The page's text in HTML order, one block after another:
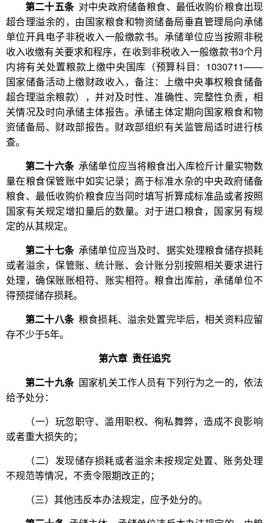
第二十五条对中央政府储备粮食、最低收购价粮食出现
超合理溢余的，由国家粮食和物资储备局垂直管理局向承储
单位开具电子非税收入一般缴款书。承储单位应当按照非税
收入收缴有关要求和程序，在收到非税收入一般缴款书3个月
内将有关处置粮款上缴中央国库（预算科目：1030711——
国家储备活动上缴财政收入，备注：上缴中央事权粮食储备
超合理溢余粮款），并对及时性、准确性、完整性负责，相
关情况及时向承储主体报告。承储主体定期向国家粮食和物
资储备局、财政部报告。财政部组织有关监管局适时进行核
查。
第二十六条承储单位应当将粮食出入库检斤计量实物数
量在粮食保管账中如实记录；高于标准水杂的中央政府储备
粮食、最低收购价粮食应当同时填写折算成标准品或者按照
国家有关规定增扣量后的数量。对于进口粮食，国家另有规
定的从其规定。
第二十七条承储单位应当及时、据实处理粮食储存损耗
或者溢余，保管账、统计账、会计账分别按照相关要求进行
处理，确保账账相符、账实相符。粮食出库前，承储单位不
得预提储存损耗。
第二十八条粮食损耗、溢余处置完毕后，相关资料应留
存不少于5年。
第六章 责任追究
第二十九条国家机关工作人员有下列行为之一的，依法
给予处分：
（一）玩忽职守、滥用职权、徇私舞弊，造成不良影响
或者重大损失的；
（二）发现储存损耗或者溢余未按规定处置、账务处理
不规范等情况，不责令限期改正的；
（三）其他违反本办法规定，应予处分的。